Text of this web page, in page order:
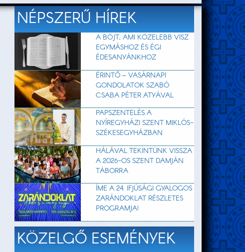
NÉPSZERŰ HÍREK
A BÖJT, AMI KÖZELEBB VISZ
EGYMÁSHOZ ÉS ÉGI
ÉDESANYÁNKHOZ
ÉRINTŐ – VASÁRNAPI
GONDOLATOK SZABÓ
CSABA PÉTER ATYÁVAL
PAPSZENTELÉS A
NYÍREGYHÁZI SZENT MIKLÓS-
SZÉKESEGYHÁZBAN
HÁLÁVAL TEKINTÜNK VISSZA
A 2026-OS SZENT DAMJÁN
TÁBORRA
ÍME A 24. IFJÚSÁGI GYALOGOS
ZARÁNDOKLAT RÉSZLETES
PROGRAMJA!
KÖZELGŐ ESEMÉNYEK